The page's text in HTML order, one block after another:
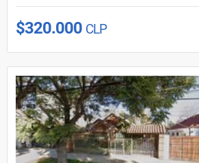
$320.000 CLP